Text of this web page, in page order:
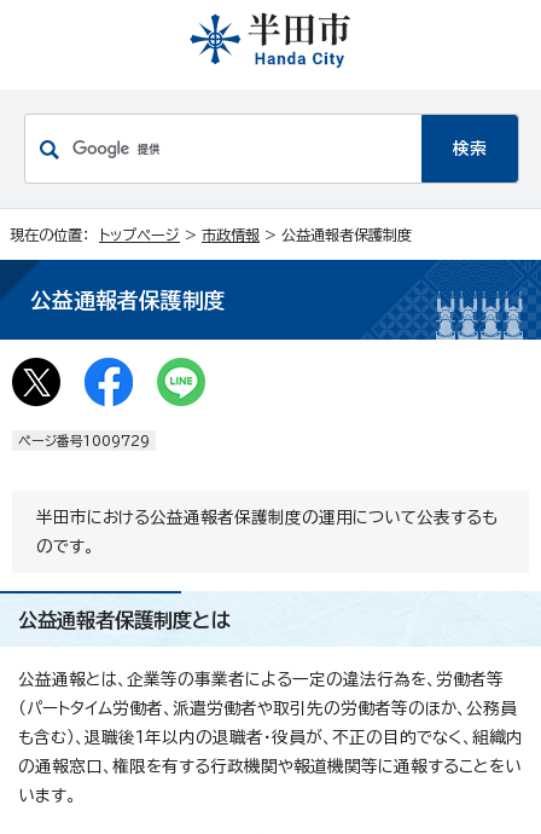
現在の位置： トップページ > 市政情報 > 公益通報者保護制度
公益通報者保護制度
ページ番号1009729
半田市における公益通報者保護制度の運用について公表するも
のです。
公益通報者保護制度とは
公益通報とは、企業等の事業者による一定の違法行為を、労働者等
（パートタイム労働者、派遣労働者や取引先の労働者等のほか、公務員
も含む）、退職後1年以内の退職者・役員が、不正の目的でなく、組織内
の通報窓口、権限を有する行政機関や報道機関等に通報することをい
います。